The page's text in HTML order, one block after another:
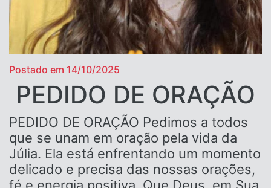
Postado em 14/10/2025
PEDIDO DE ORAÇÃO
PEDIDO DE ORAÇÃO Pedimos a todos
que se unam em oração pela vida da
Júlia. Ela está enfrentando um momento
delicado e precisa das nossas orações,